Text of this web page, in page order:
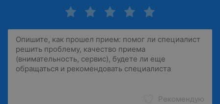
Рекомендую